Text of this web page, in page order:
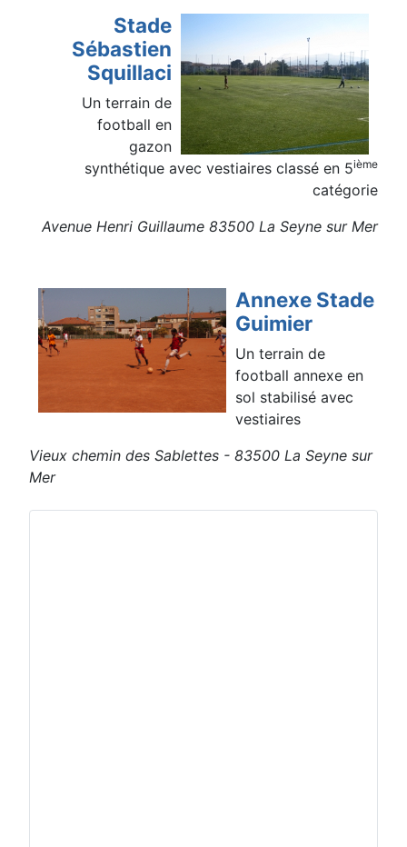
Stade
Sébastien
Squillaci
Un terrain de
football en
gazon
synthétique avec vestiaires classé en 5ième
catégorie
Avenue Henri Guillaume 83500 La Seyne sur Mer
Annexe Stade
Guimier
Un terrain de
football annexe en
sol stabilisé avec
vestiaires
Vieux chemin des Sablettes - 83500 La Seyne sur
Mer